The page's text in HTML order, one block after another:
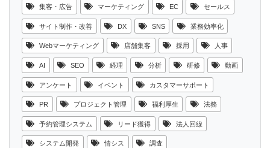
集客・広告 マーケティング EC セールス
サイト制作・改善 DX SNS 業務効率化
Webマーケティング 店舗集客 採用 人事
AI SEO 経理 分析 研修 動画
アンケート イベント カスタマーサポート
PR プロジェクト管理 福利厚生 法務
予約管理システム リード獲得 法人回線
システム開発 情シス 調査